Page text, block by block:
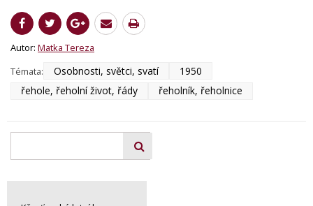
Autor: Matka Tereza
Témata:
Osobnosti, světci, svatí
1950
řehole, řeholní život, řády
řeholník, řeholnice